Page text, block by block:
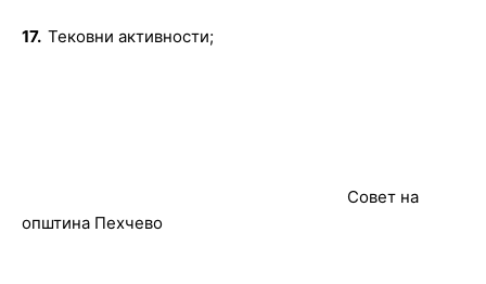
17. Тековни активности;
Совет на
општина Пехчево